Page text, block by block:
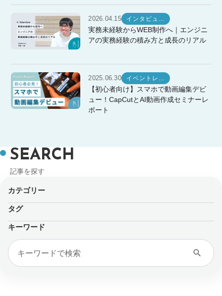
2026.04.15 インタビュ…
実務未経験からWEB制作へ｜エンジニ
アの実務経験の積み方と成長のリアル
2025.06.30 イベントレ…
【初心者向け】スマホで動画編集デビ
ュー！CapCutとAI動画作成セミナーレ
ポート
SEARCH
記事を探す
カテゴリー
タグ
キーワード